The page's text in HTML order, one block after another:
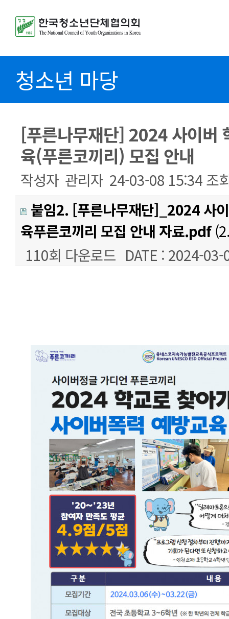
청소년 마당
[푸른나무재단] 2024 사이버
육(푸른코끼리) 모집 안내
작성자 관리자 24-03-08 15:34 조
붙임2. [푸른나무재단]_2024 사
육푸른코끼리 모집 안내 자료.pdf
110회 다운로드 DATE : 2024-